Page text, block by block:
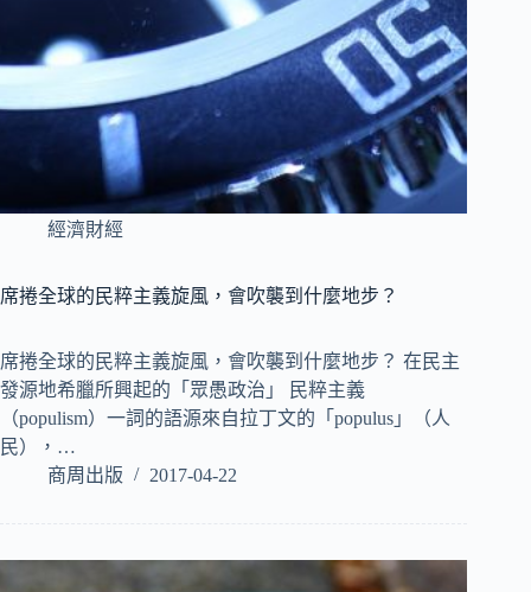
經濟財經
席捲全球的民粹主義旋風，會吹襲到什麼地步？
席捲全球的民粹主義旋風，會吹襲到什麼地步？ 在民主
發源地希臘所興起的「眾愚政治」 民粹主義
（populism）一詞的語源來自拉丁文的「populus」（人
民），…
商周出版
2017-04-22